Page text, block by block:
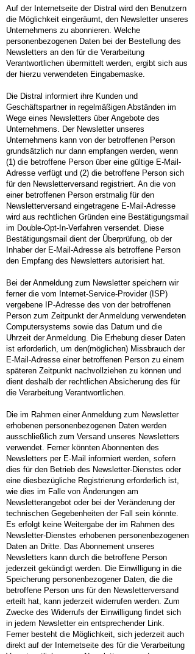
Auf der Internetseite der Distral wird den Benutzern
die Möglichkeit eingeräumt, den Newsletter unseres
Unternehmens zu abonnieren. Welche
personenbezogenen Daten bei der Bestellung des
Newsletters an den für die Verarbeitung
Verantwortlichen übermittelt werden, ergibt sich aus
der hierzu verwendeten Eingabemaske.
Die Distral informiert ihre Kunden und
Geschäftspartner in regelmäßigen Abständen im
Wege eines Newsletters über Angebote des
Unternehmens. Der Newsletter unseres
Unternehmens kann von der betroffenen Person
grundsätzlich nur dann empfangen werden, wenn
(1) die betroffene Person über eine gültige E-Mail-
Adresse verfügt und (2) die betroffene Person sich
für den Newsletterversand registriert. An die von
einer betroffenen Person erstmalig für den
Newsletterversand eingetragene E-Mail-Adresse
wird aus rechtlichen Gründen eine Bestätigungsmail
im Double-Opt-In-Verfahren versendet. Diese
Bestätigungsmail dient der Überprüfung, ob der
Inhaber der E-Mail-Adresse als betroffene Person
den Empfang des Newsletters autorisiert hat.
Bei der Anmeldung zum Newsletter speichern wir
ferner die vom Internet-Service-Provider (ISP)
vergebene IP-Adresse des von der betroffenen
Person zum Zeitpunkt der Anmeldung verwendeten
Computersystems sowie das Datum und die
Uhrzeit der Anmeldung. Die Erhebung dieser Daten
ist erforderlich, um den(möglichen) Missbrauch der
E-Mail-Adresse einer betroffenen Person zu einem
späteren Zeitpunkt nachvollziehen zu können und
dient deshalb der rechtlichen Absicherung des für
die Verarbeitung Verantwortlichen.
Die im Rahmen einer Anmeldung zum Newsletter
erhobenen personenbezogenen Daten werden
ausschließlich zum Versand unseres Newsletters
verwendet. Ferner könnten Abonnenten des
Newsletters per E-Mail informiert werden, sofern
dies für den Betrieb des Newsletter-Dienstes oder
eine diesbezügliche Registrierung erforderlich ist,
wie dies im Falle von Änderungen am
Newsletterangebot oder bei der Veränderung der
technischen Gegebenheiten der Fall sein könnte.
Es erfolgt keine Weitergabe der im Rahmen des
Newsletter-Dienstes erhobenen personenbezogenen
Daten an Dritte. Das Abonnement unseres
Newsletters kann durch die betroffene Person
jederzeit gekündigt werden. Die Einwilligung in die
Speicherung personenbezogener Daten, die die
betroffene Person uns für den Newsletterversand
erteilt hat, kann jederzeit widerrufen werden. Zum
Zwecke des Widerrufs der Einwilligung findet sich
in jedem Newsletter ein entsprechender Link.
Ferner besteht die Möglichkeit, sich jederzeit auch
direkt auf der Internetseite des für die Verarbeitung